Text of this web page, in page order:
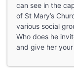
can see in the
of St Mary’s
various social
Who does he
and give her